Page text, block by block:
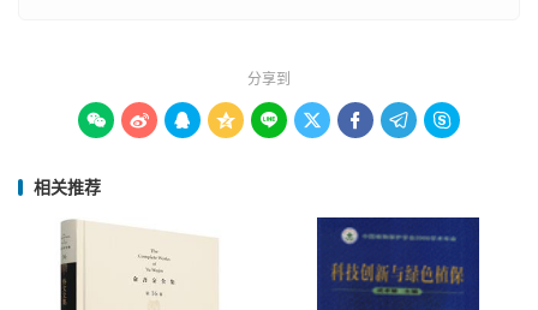
分享到
        
相关推荐